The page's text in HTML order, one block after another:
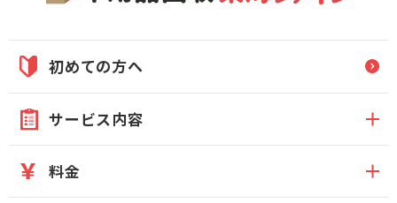
初めての方へ
サービス内容
料金